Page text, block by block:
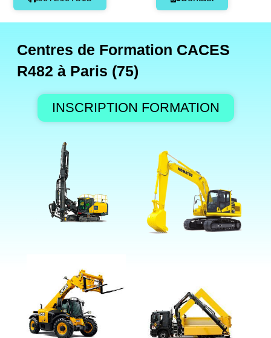
Centres de Formation CACES
R482 à Paris (75)
INSCRIPTION FORMATION